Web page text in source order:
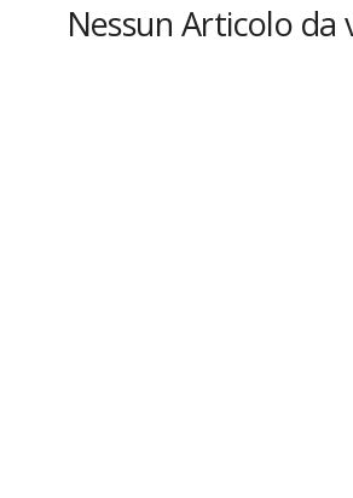
t
Nessun Articolo da